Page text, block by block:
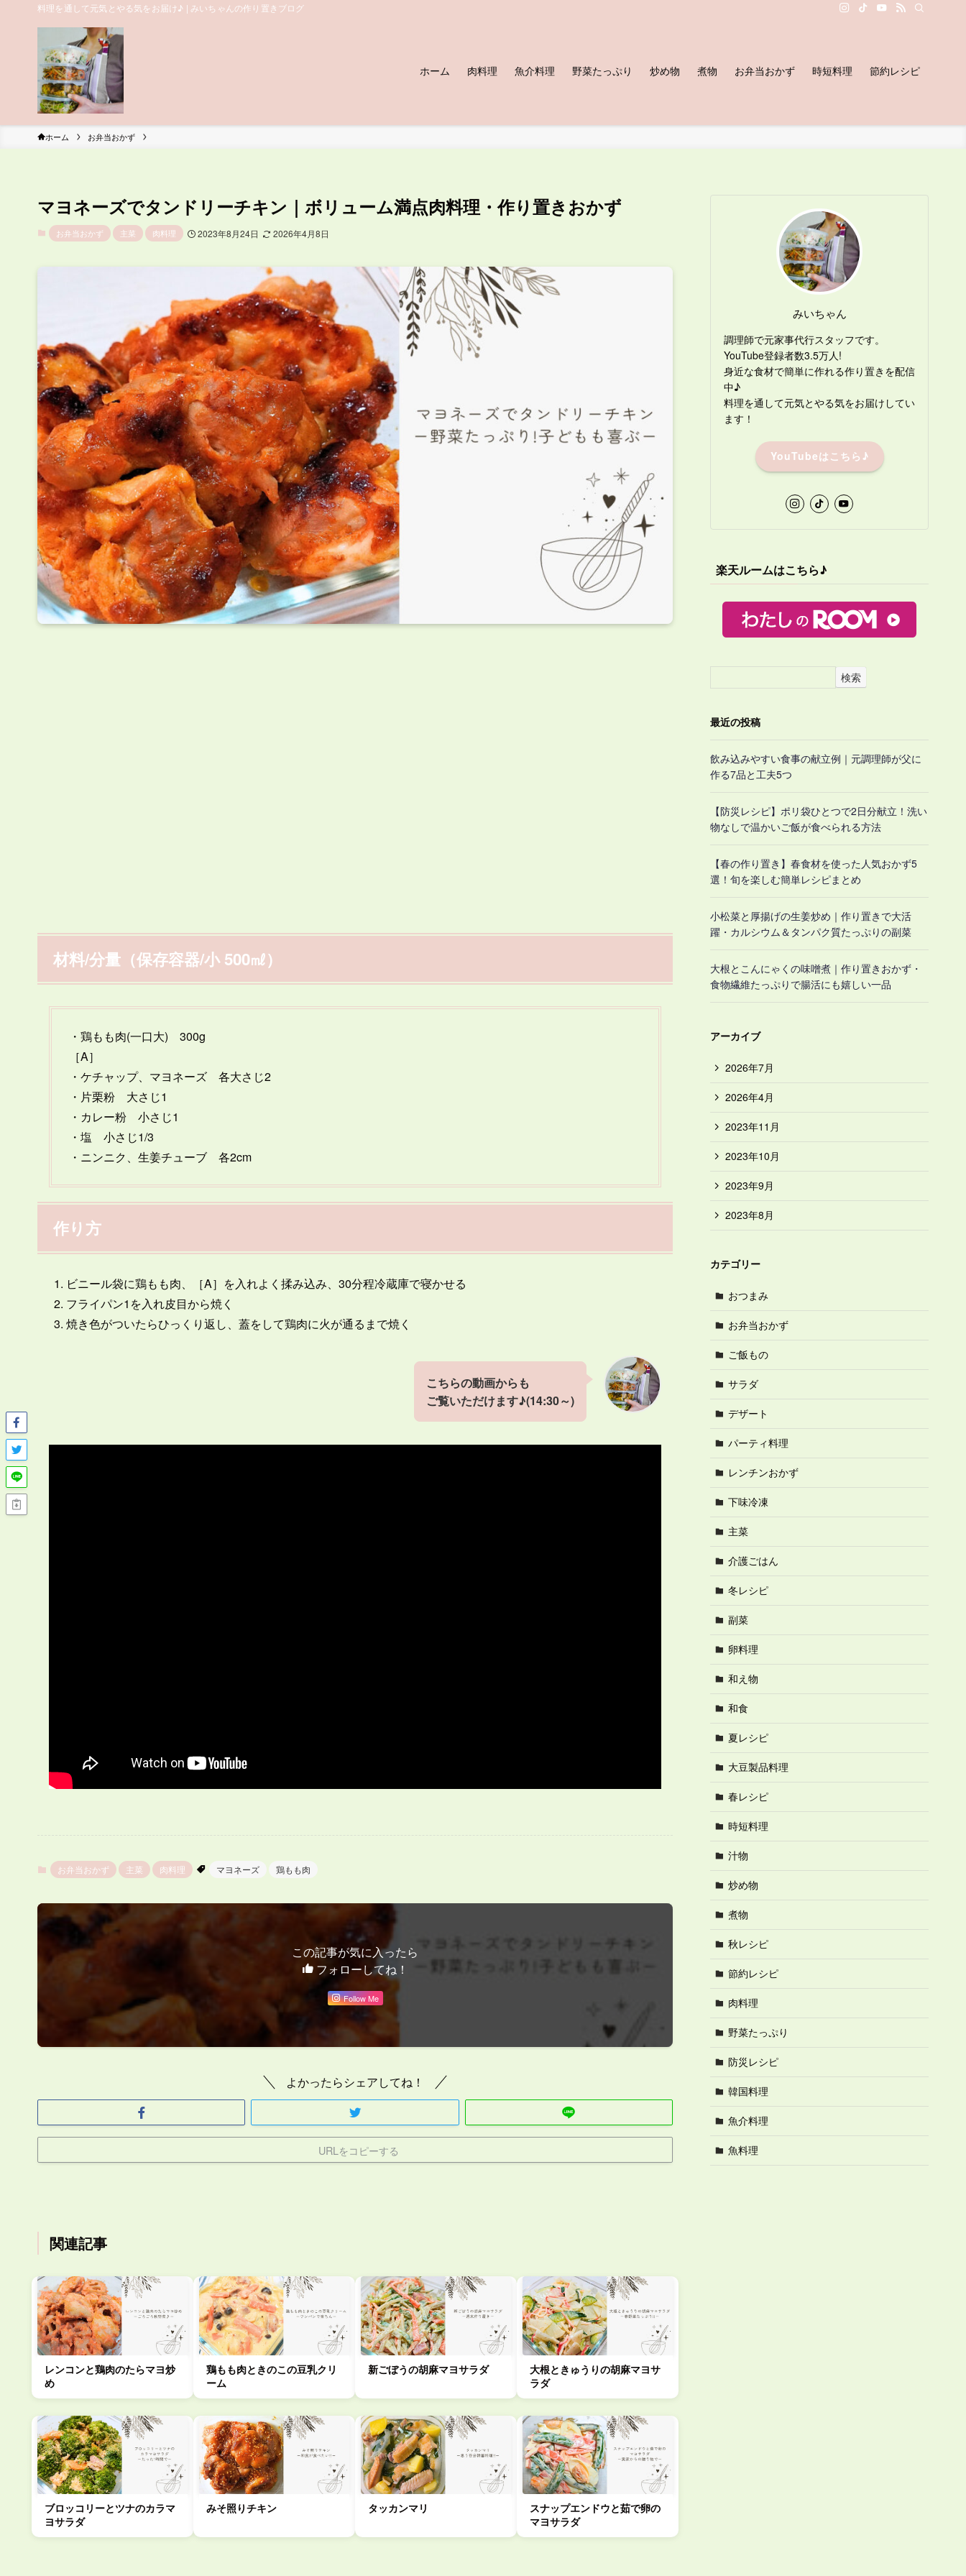
料理を通して元気とやる気をお届け♪ | みいちゃんの作り置きブログ
ホーム 肉料理 魚介料理 野菜たっぷり 炒め物 煮物 お弁当おかず 時短料理 節約レシピ
ホーム お弁当おかず
マヨネーズでタンドリーチキン｜ボリューム満点肉料理・作り置きおかず
お弁当おかず 主菜 肉料理 2023年8月24日 2026年4月8日
材料/分量（保存容器/小 500㎖）
・鶏もも肉(一口大) 300g
［A］
・ケチャップ、マヨネーズ 各大さじ2
・片栗粉 大さじ1
・カレー粉 小さじ1
・塩 小さじ1/3
・ニンニク、生姜チューブ 各2cm
作り方
ビニール袋に鶏もも肉、［A］を入れよく揉み込み、30分程冷蔵庫で寝かせる
フライパン1を入れ皮目から焼く
焼き色がついたらひっくり返し、蓋をして鶏肉に火が通るまで焼く
こちらの動画からも
ご覧いただけます♪(14:30～)
お弁当おかず 主菜 肉料理 マヨネーズ 鶏もも肉
この記事が気に入ったら
フォローしてね！
Follow Me
よかったらシェアしてね！
URLをコピーする
関連記事
レンコンと鶏肉のたらマヨ炒
め
鶏もも肉ときのこの豆乳クリ
ーム
新ごぼうの胡麻マヨサラダ
大根ときゅうりの胡麻マヨサ
ラダ
ブロッコリーとツナのカラマ
ヨサラダ
みそ照りチキン タッカンマリ
スナップエンドウと茹で卵の
マヨサラダ
みいちゃん
調理師で元家事代行スタッフです。
YouTube登録者数3.5万人!
身近な食材で簡単に作れる作り置きを配信
中♪
料理を通して元気とやる気をお届けしてい
ます！
YouTubeはこちら♪
楽天ルームはこちら♪
検索
最近の投稿
飲み込みやすい食事の献立例｜元調理師が父に
作る7品と工夫5つ
【防災レシピ】ポリ袋ひとつで2日分献立！洗い
物なしで温かいご飯が食べられる方法
【春の作り置き】春食材を使った人気おかず5
選！旬を楽しむ簡単レシピまとめ
小松菜と厚揚げの生姜炒め｜作り置きで大活
躍・カルシウム＆タンパク質たっぷりの副菜
大根とこんにゃくの味噌煮｜作り置きおかず・
食物繊維たっぷりで腸活にも嬉しい一品
アーカイブ
2026年7月
2026年4月
2023年11月
2023年10月
2023年9月
2023年8月
カテゴリー
おつまみ
お弁当おかず
ご飯もの
サラダ
デザート
パーティ料理
レンチンおかず
下味冷凍
主菜
介護ごはん
冬レシピ
副菜
卵料理
和え物
和食
夏レシピ
大豆製品料理
春レシピ
時短料理
汁物
炒め物
煮物
秋レシピ
節約レシピ
肉料理
野菜たっぷり
防災レシピ
韓国料理
魚介料理
魚料理